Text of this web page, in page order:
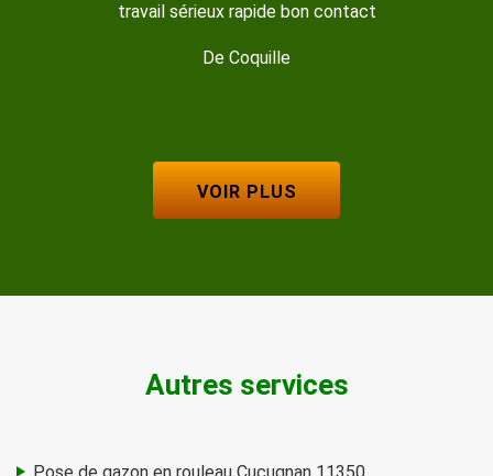
Travail sérieux, réalisé avec beaucoup de soin, merci!
De Isabelle M
VOIR PLUS
Autres services